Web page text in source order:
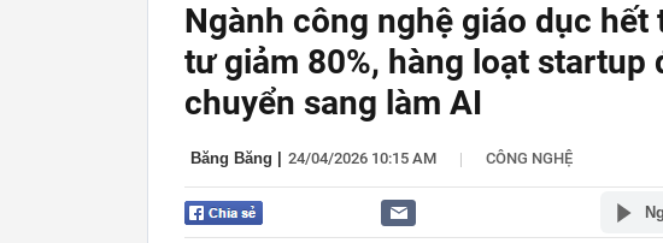
Ngành công nghệ giáo dục
tư giảm 80%, hàng loạt startup
chuyển sang làm AI
Băng Băng 24/04/2026 10:15 AM | CÔNG NGHỆ